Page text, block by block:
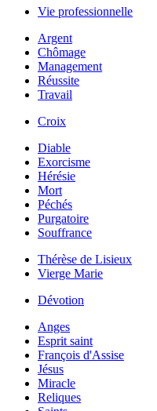
Vie professionnelle
Argent
Chômage
Management
Réussite
Travail
Croix
Diable
Exorcisme
Hérésie
Mort
Péchés
Purgatoire
Souffrance
Thérèse de Lisieux
Vierge Marie
Dévotion
Anges
Esprit saint
François d'Assise
Jésus
Miracle
Reliques